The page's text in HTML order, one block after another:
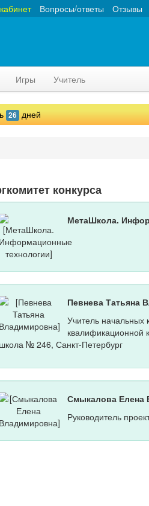
Отзывы
Вопросы/ответы
Игры Учитель
26 дней
конкурса
МетаШкола.
Певнева Татьяна
Учитель начальных
квалификационной
школа № 246, Санкт-Петербург
Смыкалова Елена
Руководитель